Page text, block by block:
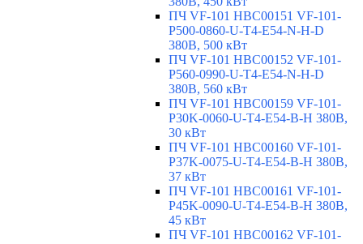
ПЧ VF-101 HBC00151 VF-101-
P500-0860-U-T4-E54-N-H-D
380В, 500 кВт
ПЧ VF-101 HBC00152 VF-101-
P560-0990-U-T4-E54-N-H-D
380В, 560 кВт
ПЧ VF-101 HBC00159 VF-101-
P30K-0060-U-T4-E54-B-H 380В,
30 кВт
ПЧ VF-101 HBC00160 VF-101-
P37K-0075-U-T4-E54-B-H 380В,
37 кВт
ПЧ VF-101 HBC00161 VF-101-
P45K-0090-U-T4-E54-B-H 380В,
45 кВт
ПЧ VF-101 HBC00162 VF-101-